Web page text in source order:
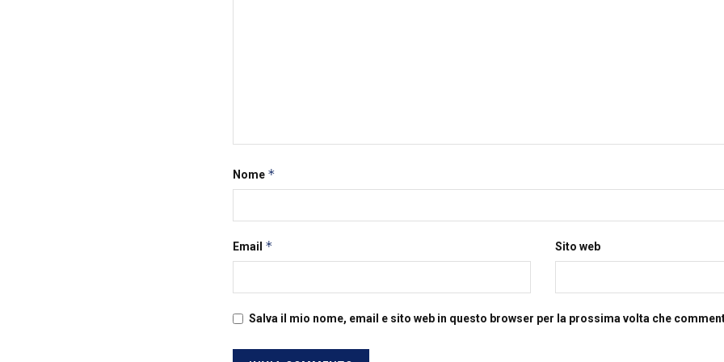
Nome *
Email * Sito web
Salva il mio nome, email e sito web in questo browser per la prossima volta che